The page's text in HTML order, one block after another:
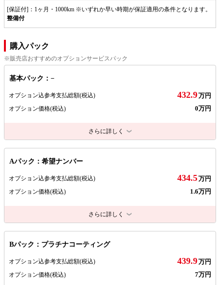
[保証付]：1ヶ月・1000km ※いずれか早い時期が保証適用の条件となります。
整備付
購入パック
※販売店おすすめのオプションサービスパック
基本パック：−
オプション込参考支払総額(税込) 432.9万円
オプション価格(税込) 0万円
さらに詳しく
Aパック：希望ナンバー
オプション込参考支払総額(税込) 434.5万円
オプション価格(税込) 1.6万円
さらに詳しく
Bパック：プラチナコーティング
オプション込参考支払総額(税込) 439.9万円
オプション価格(税込) 7万円